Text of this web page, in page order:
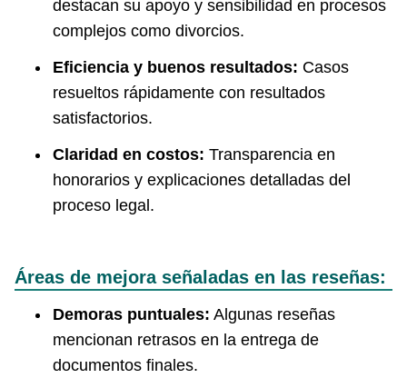
destacan su apoyo y sensibilidad en procesos
complejos como divorcios.
Eficiencia y buenos resultados: Casos
resueltos rápidamente con resultados
satisfactorios.
Claridad en costos: Transparencia en
honorarios y explicaciones detalladas del
proceso legal.
Áreas de mejora señaladas en las reseñas:
Demoras puntuales: Algunas reseñas
mencionan retrasos en la entrega de
documentos finales.